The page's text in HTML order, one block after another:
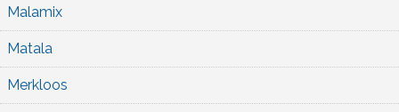
Malamix
Matala
Merkloos